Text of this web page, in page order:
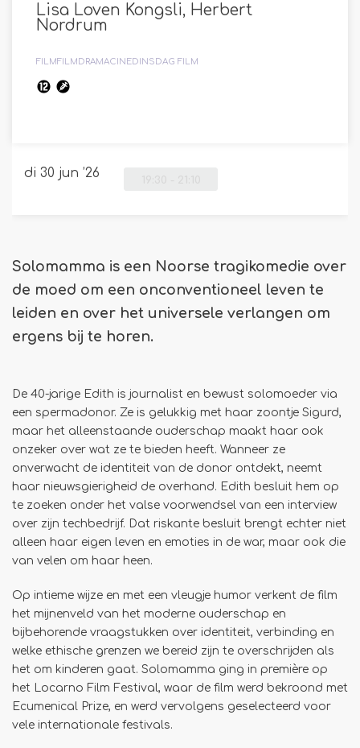
Lisa Loven Kongsli, Herbert
Nordrum
FILM FILMDRAMACINEDINSDAG FILM
di 30 jun ’26
Solomamma is een Noorse tragikomedie over
de moed om een onconventioneel leven te
leiden en over het universele verlangen om
ergens bij te horen.
De 40-jarige Edith is journalist en bewust solomoeder via
een spermadonor. Ze is gelukkig met haar zoontje Sigurd,
maar het alleenstaande ouderschap maakt haar ook
onzeker over wat ze te bieden heeft. Wanneer ze
onverwacht de identiteit van de donor ontdekt, neemt
haar nieuwsgierigheid de overhand. Edith besluit hem op
te zoeken onder het valse voorwendsel van een interview
over zijn techbedrijf. Dat riskante besluit brengt echter niet
alleen haar eigen leven en emoties in de war, maar ook die
van velen om haar heen.
Op intieme wijze en met een vleugje humor verkent de film
het mijnenveld van het moderne ouderschap en
bijbehorende vraagstukken over identiteit, verbinding en
welke ethische grenzen we bereid zijn te overschrijden als
het om kinderen gaat. Solomamma ging in première op
het Locarno Film Festival, waar de film werd bekroond met
Ecumenical Prize, en werd vervolgens geselecteerd voor
vele internationale festivals.